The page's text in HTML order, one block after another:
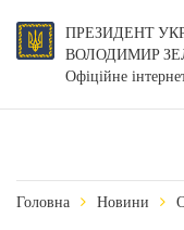
ПРЕЗИДЕНТ
ВОЛОДИМИР
Офіційне
Головна Новини